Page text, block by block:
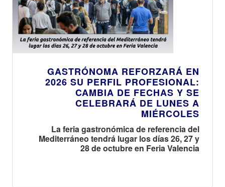
GASTRÓNOMA REFORZARÁ EN
2026 SU PERFIL PROFESIONAL:
CAMBIA DE FECHAS Y SE
CELEBRARÁ DE LUNES A
MIÉRCOLES
La feria gastronómica de referencia del
Mediterráneo tendrá lugar los días 26, 27 y
28 de octubre en Feria Valencia